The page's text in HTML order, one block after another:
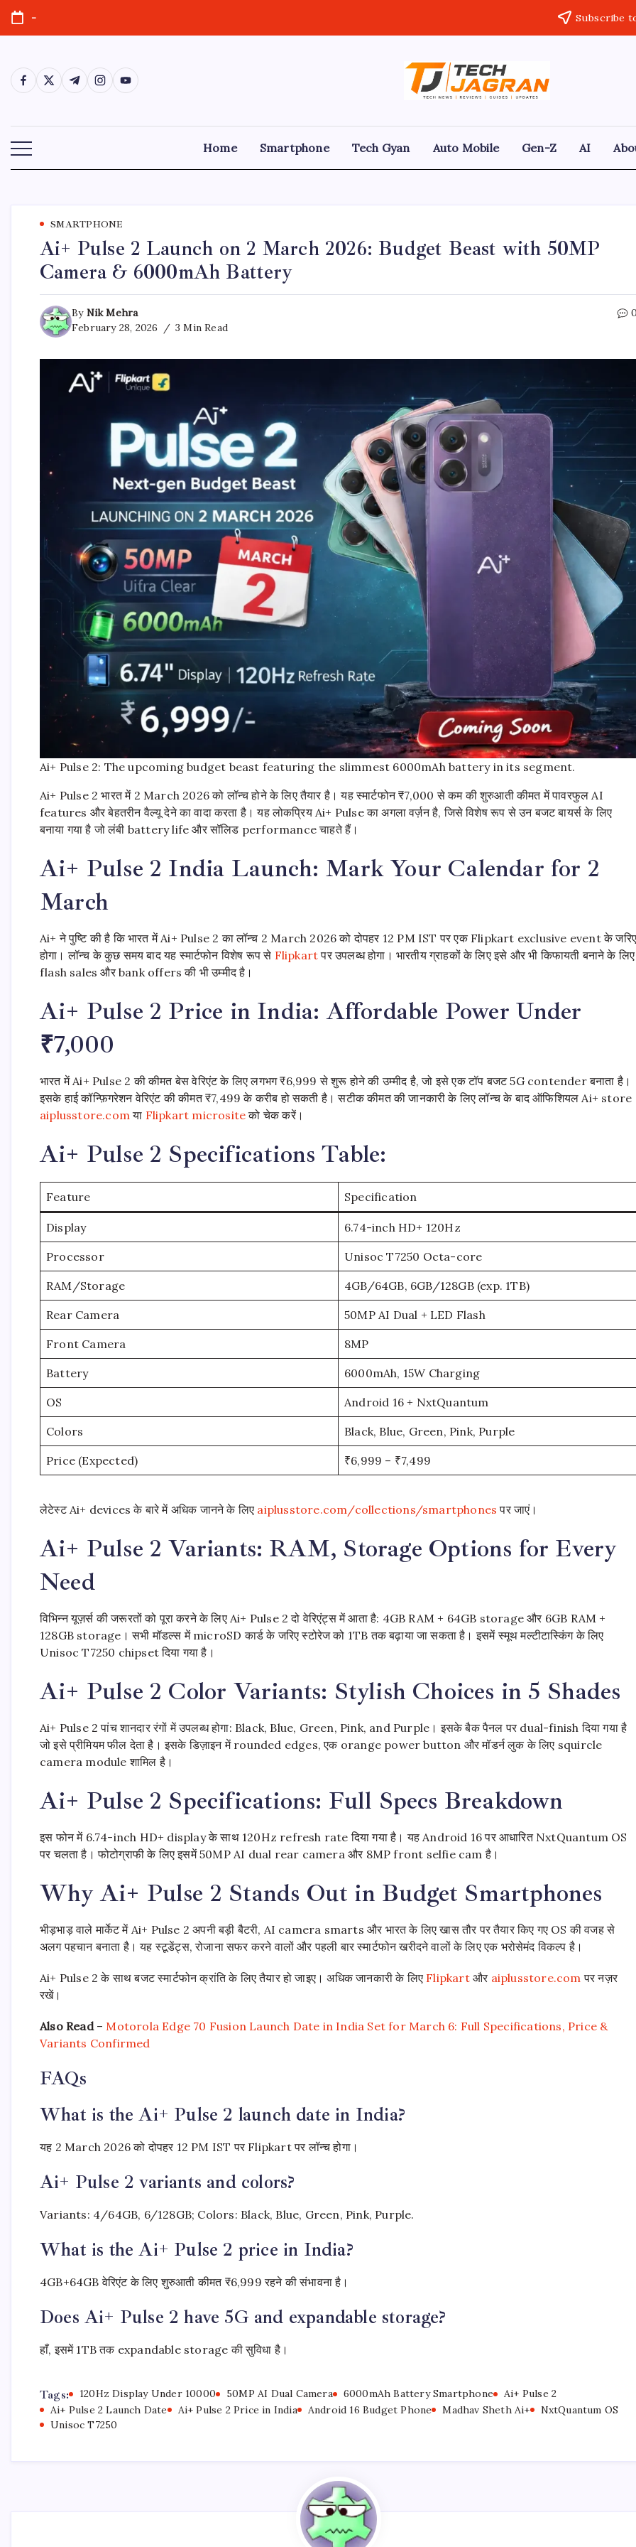
- Subscribe
Home Smartphone Tech Gyan Auto Mobile Gen-Z AI
SMARTPHONE
Ai+ Pulse 2 Launch on 2 March 2026: Budget Beast with 50MP
Camera & 6000mAh Battery
By Nik Mehra
February 28, 2026
3 Min Read
0
Ai+ Pulse 2: The upcoming budget beast featuring the slimmest 6000mAh battery in its segment.
Ai+ Pulse 2 भारत में 2 March 2026 को लॉन्च होने के लिए तैयार है। यह स्मार्टफोन ₹7,000 से कम की शुरुआती कीमत में पावरफुल AI
features और बेहतरीन वैल्यू देने का वादा करता है। यह लोकप्रिय Ai+ Pulse का अगला वर्ज़न है, जिसे विशेष रूप से उन बजट बायर्स के लिए
बनाया गया है जो लंबी battery life और सॉलिड performance चाहते हैं।
Ai+ Pulse 2 India Launch: Mark Your Calendar for 2
March
Ai+ ने पुष्टि की है कि भारत में Ai+ Pulse 2 का लॉन्च 2 March 2026 को दोपहर 12 PM IST पर एक Flipkart exclusive event के जरिए
होगा। लॉन्च के कुछ समय बाद यह स्मार्टफोन विशेष रूप से Flipkartपर उपलब्ध होगा। भारतीय ग्राहकों के लिए इसे और भी किफायती बनाने के लिए
flash sales और bank offers की भी उम्मीद है।
Ai+ Pulse 2 Price in India: Affordable Power Under
₹7,000
भारत में Ai+ Pulse 2 की कीमत बेस वेरिएंट के लिए लगभग ₹6,999 से शुरू होने की उम्मीद है, जो इसे एक टॉप बजट 5G contender बनाता है।
इसके हाई कॉन्फ़िगरेशन वेरिएंट की कीमत ₹7,499 के करीब हो सकती है। सटीक कीमत की जानकारी के लिए लॉन्च के बाद ऑफिशियल Ai+ store
aiplusstore.com या Flipkart micrositeको चेक करें।
Ai+ Pulse 2 Specifications Table:
Feature Specification
Display 6.74-inch HD+ 120Hz​
Processor Unisoc T7250 Octa-core​
RAM/Storage 4GB/64GB, 6GB/128GB (exp. 1TB)​
Rear Camera 50MP AI Dual + LED Flash​
Front Camera 8MP​
Battery 6000mAh, 15W Charging​
OS Android 16 + NxtQuantum​
Colors Black, Blue, Green, Pink, Purple​
Price (Expected) ₹6,999 – ₹7,499
लेटेस्ट Ai+ devices के बारे में अधिक जानने के लिए aiplusstore.com/collections/smartphones पर जाएं।
Ai+ Pulse 2 Variants: RAM, Storage Options for Every
Need
विभिन्न यूज़र्स की जरूरतों को पूरा करने के लिए Ai+ Pulse 2 दो वेरिएंट्स में आता है: 4GB RAM + 64GB storage और 6GB RAM +
128GB storage। सभी मॉडल्स में microSD कार्ड के जरिए स्टोरेज को 1TB तक बढ़ाया जा सकता है। इसमें स्मूथ मल्टीटास्किंग के लिए
Unisoc T7250 chipset दिया गया है।
Ai+ Pulse 2 Color Variants: Stylish Choices in 5 Shades
Ai+ Pulse 2 पांच शानदार रंगों में उपलब्ध होगा: Black, Blue, Green, Pink, and Purple। इसके बैक पैनल पर dual-finish दिया गया है
जो इसे प्रीमियम फील देता है। इसके डिज़ाइन में rounded edges, एक orange power button और मॉडर्न लुक के लिए squircle
camera module शामिल है।
Ai+ Pulse 2 Specifications: Full Specs Breakdown
इस फोन में 6.74-inch HD+ display के साथ 120Hz refresh rate दिया गया है। यह Android 16 पर आधारित NxtQuantum OS
पर चलता है। फोटोग्राफी के लिए इसमें 50MP AI dual rear camera और 8MP front selfie cam है।
Why Ai+ Pulse 2 Stands Out in Budget Smartphones
भीड़भाड़ वाले मार्केट में Ai+ Pulse 2 अपनी बड़ी बैटरी, AI camera smarts और भारत के लिए खास तौर पर तैयार किए गए OS की वजह से
अलग पहचान बनाता है। यह स्टूडेंट्स, रोजाना सफर करने वालों और पहली बार स्मार्टफोन खरीदने वालों के लिए एक भरोसेमंद विकल्प है।
Ai+ Pulse 2 के साथ बजट स्मार्टफोन क्रांति के लिए तैयार हो जाइए। अधिक जानकारी के लिए Flipkartऔर aiplusstore.com पर नज़र
रखें।
Also Read– Motorola Edge 70 Fusion Launch Date in India Set for March 6: Full Specifications, Price &
Variants Confirmed
FAQs
What is the Ai+ Pulse 2 launch date in India?
यह 2 March 2026 को दोपहर 12 PM IST पर Flipkart पर लॉन्च होगा।
Ai+ Pulse 2 variants and colors?
Variants: 4/64GB, 6/128GB; Colors: Black, Blue, Green, Pink, Purple.
What is the Ai+ Pulse 2 price in India?
4GB+64GB वेरिएंट के लिए शुरुआती कीमत ₹6,999 रहने की संभावना है।
Does Ai+ Pulse 2 have 5G and expandable storage?
हाँ, इसमें 1TB तक expandable storage की सुविधा है।
Tags: 120Hz Display Under 10000 50MP AI Dual Camera 6000mAh Battery Smartphone
Ai+ Pulse 2
Ai+ Pulse 2 Launch Date
Ai+ Pulse 2 Price in India Android 16 Budget Phone Madhav Sheth Ai+
NxtQuantum OS
Unisoc T7250